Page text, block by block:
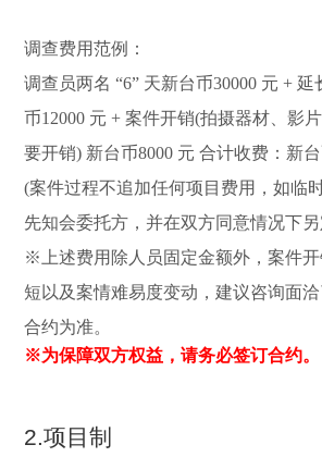
调查费用范例：
调查员两名 “6” 天新台币30000 元 + 延
币12000 元 + 案件开销(拍摄器材、影
要开销) 新台币8000 元 合计收费：新
(案件过程不追加任何项目费用，如临
先知会委托方，并在双方同意情况下
※上述费用除人员固定金额外，案件
短以及案情难易度变动，建议咨询面
合约为准。
※为保障双方权益，请务必签订合约。
2.项目制